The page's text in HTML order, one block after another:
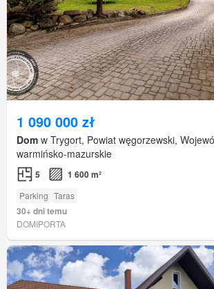
1 090 000 zł
Dom w Trygort, Powiat węgorzewski,
warmińsko-mazurskie
5 1 600 m²
Parking Taras
30+ dni temu
DOMIPORTA